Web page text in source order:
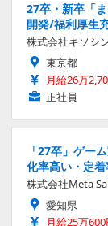
27卒・新卒「
開発/福利厚生
株式会社キソシ
東京都
月給26万
正社員
「27卒」ゲー
化率高い・定
株式会社Meta
愛知県
月給25万